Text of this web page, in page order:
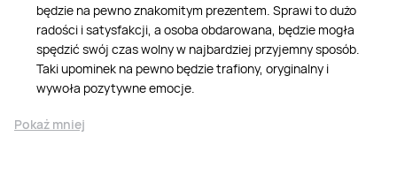
będzie na pewno znakomitym prezentem. Sprawi to dużo
radości i satysfakcji, a osoba obdarowana, będzie mogła
spędzić swój czas wolny w najbardziej przyjemny sposób.
Taki upominek na pewno będzie trafiony, oryginalny i
wywoła pozytywne emocje.
Pokaż mniej